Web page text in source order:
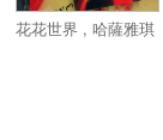
花花世界 , 哈薩雅琪